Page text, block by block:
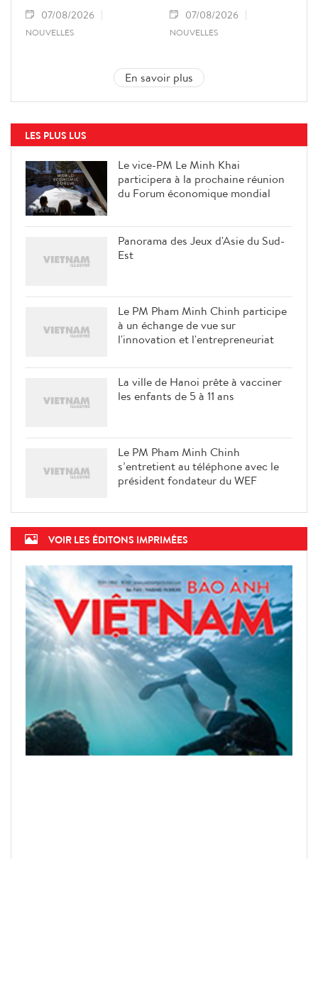
07/08/2026
NOUVELLES
07/08/2026
NOUVELLES
En savoir plus
LES PLUS LUS
Le vice-PM Le Minh Khai
participera à la prochaine réunion
du Forum économique mondial
Panorama des Jeux d'Asie du Sud-
Est
Le PM Pham Minh Chinh participe
à un échange de vue sur
l'innovation et l'entrepreneuriat
La ville de Hanoi prête à vacciner
les enfants de 5 à 11 ans
Le PM Pham Minh Chinh
s’entretient au téléphone avec le
président fondateur du WEF
VOIR LES ÉDITONS IMPRIMÉES